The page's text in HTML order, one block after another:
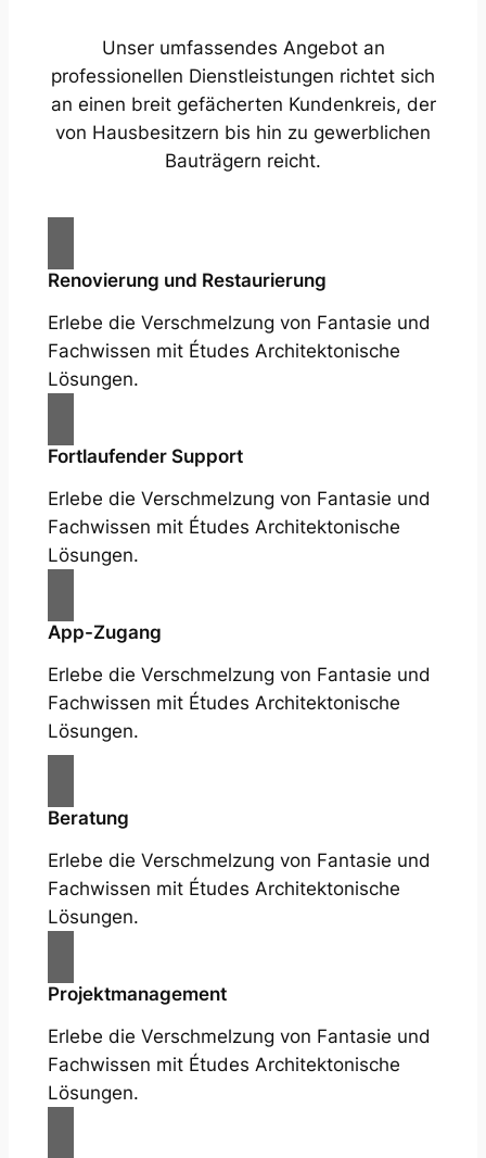
Unser umfassendes Angebot an
professionellen Dienstleistungen richtet sich
an einen breit gefächerten Kundenkreis, der
von Hausbesitzern bis hin zu gewerblichen
Bauträgern reicht.
Renovierung und Restaurierung
Erlebe die Verschmelzung von Fantasie und
Fachwissen mit Études Architektonische
Lösungen.
Fortlaufender Support
Erlebe die Verschmelzung von Fantasie und
Fachwissen mit Études Architektonische
Lösungen.
App-Zugang
Erlebe die Verschmelzung von Fantasie und
Fachwissen mit Études Architektonische
Lösungen.
Beratung
Erlebe die Verschmelzung von Fantasie und
Fachwissen mit Études Architektonische
Lösungen.
Projektmanagement
Erlebe die Verschmelzung von Fantasie und
Fachwissen mit Études Architektonische
Lösungen.